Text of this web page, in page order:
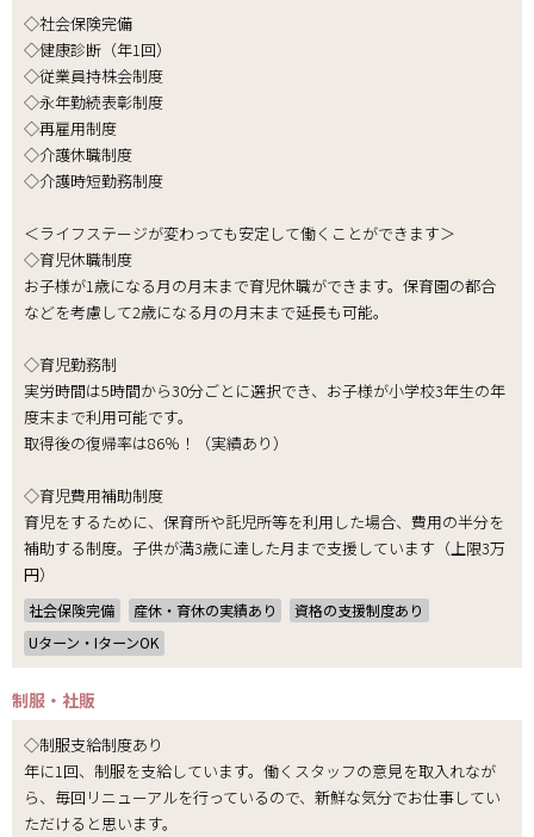
◇社会保険完備
◇健康診断（年1回）
◇従業員持株会制度
◇永年勤続表彰制度
◇再雇用制度
◇介護休職制度
◇介護時短勤務制度
＜ライフステージが変わっても安定して働くことができます＞
◇育児休職制度
お子様が1歳になる月の月末まで育児休職ができます。保育園の都合
などを考慮して2歳になる月の月末まで延長も可能。
◇育児勤務制
実労時間は5時間から30分ごとに選択でき、お子様が小学校3年生の年
度末まで利用可能です。
取得後の復帰率は86％！（実績あり）
◇育児費用補助制度
育児をするために、保育所や託児所等を利用した場合、費用の半分を
補助する制度。子供が満3歳に達した月まで支援しています（上限3万
円）
社会保険完備 産休・育休の実績あり
資格の支援制度あり
Uターン・IターンOK
制服・社販
◇制服支給制度あり
年に1回、制服を支給しています。働くスタッフの意見を取入れなが
ら、毎回リニューアルを行っているので、新鮮な気分でお仕事してい
ただけると思います。